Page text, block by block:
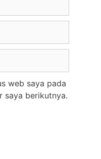
web saya pada
saya berikutnya.